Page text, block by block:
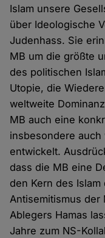
Islam unsere
über Ideologische
Judenhass. Sie
MB um die größte
des politischen
Utopie, die
weltweite
MB auch eine
insbesondere
entwickelt.
dass die MB eine
den Kern des
Antisemitismus der
Ablegers Hamas
Jahre zum NS-